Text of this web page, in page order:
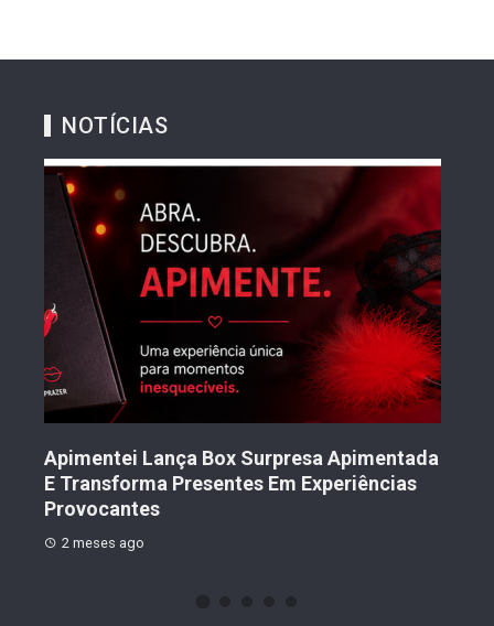
NOTÍCIAS
Apimentei Lança Box Surpresa Apimentada
E Transforma Presentes Em Experiências
Provocantes
2 meses ago